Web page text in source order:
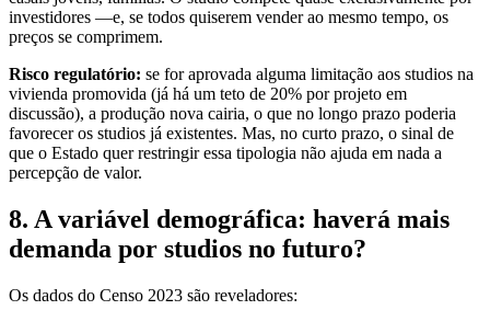
investidores —e, se todos quiserem vender ao mesmo tempo, os
preços se comprimem.
Risco regulatório: se for aprovada alguma limitação aos studios na
vivienda promovida (já há um teto de 20% por projeto em
discussão), a produção nova cairia, o que no longo prazo poderia
favorecer os studios já existentes. Mas, no curto prazo, o sinal de
que o Estado quer restringir essa tipologia não ajuda em nada a
percepção de valor.
8. A variável demográfica: haverá mais
demanda por studios no futuro?
Os dados do Censo 2023 são reveladores: